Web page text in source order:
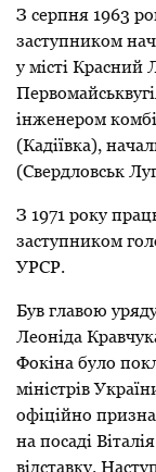
З серпня 1963
заступником
у місті Красний
інженером
(Кадіївка),
(Свердловськ
З 1971 року
заступником
УРСР.
Був главою
Леоніда
Фокіна було
міністрів
офіційно
на посаді
відставку.